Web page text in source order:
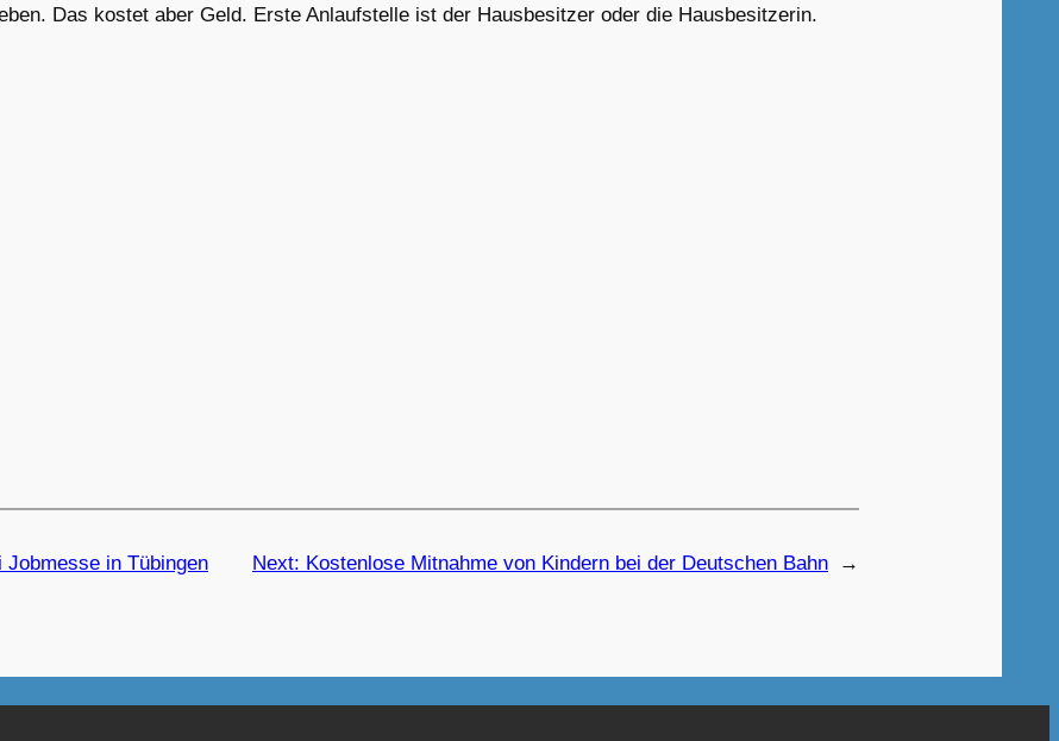
Das kostet aber Geld. Erste Anlaufstelle ist der Hausbesitzer oder die Hausbesitzerin.
Jobmesse in Tübingen Next: Kostenlose Mitnahme von Kindern bei der Deutschen Bahn →